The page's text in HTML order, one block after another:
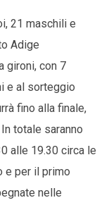
21 maschili e
Adige
gironi, con 7
e al sorteggio
fino alla finale,
totale saranno
alle 19.30 circa le
e per il primo
nelle